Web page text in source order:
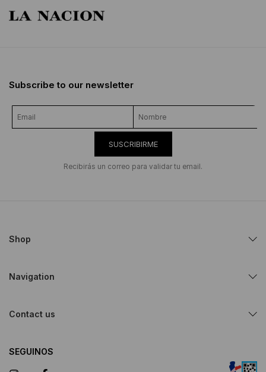
Subscribe to our newsletter
SUSCRIBIRME
Recibirás un correo para validar tu email.
Shop
Navigation
Contact us
SEGUINOS